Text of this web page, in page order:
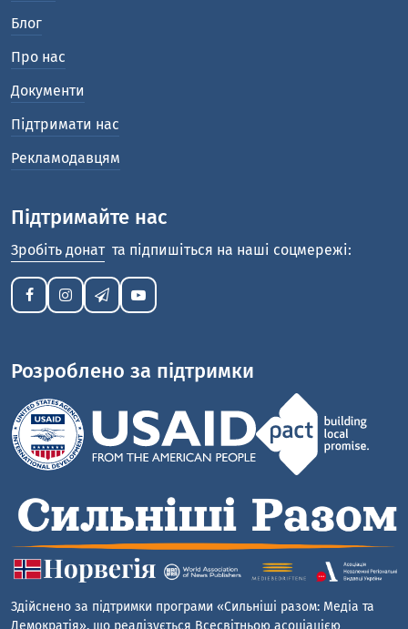
Блог
Про нас
Документи
Підтримати нас
Рекламодавцям
Підтримайте нас
Зробіть донат та підпишіться на наші соцмережі:
Розроблено за підтримки
Здійснено за підтримки програми «Сильніші разом: Медіа та
Демократія», що реалізується Всесвітньою асоціацією